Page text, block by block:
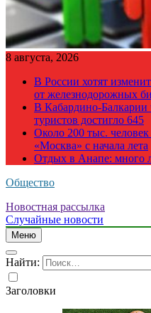
8 августа, 2026
В России хотят
от железнодорожных
В Кабардино-Балкарии
туристов достигло 645
Около 200 тыс.
«Москва» с начала лета
Отдых в Анапе: много
Общество
Новостная рассылка
Случайные новости
Меню
Найти:
Заголовки